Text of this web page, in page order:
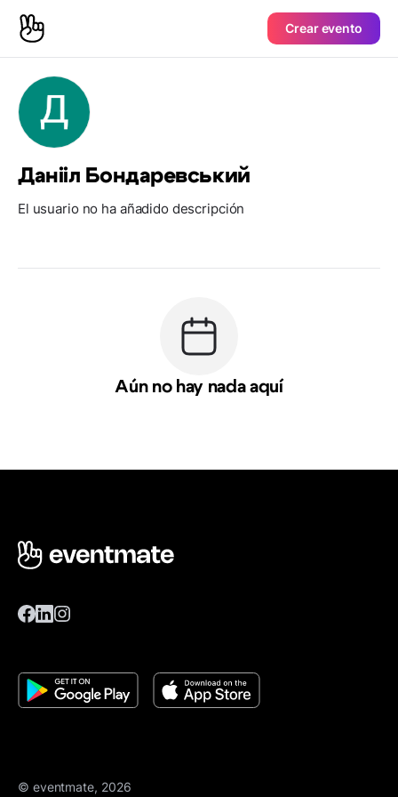
Crear evento
Данііл Бондаревський
El usuario no ha añadido descripción
Aún no hay nada aquí
© eventmate, 2026